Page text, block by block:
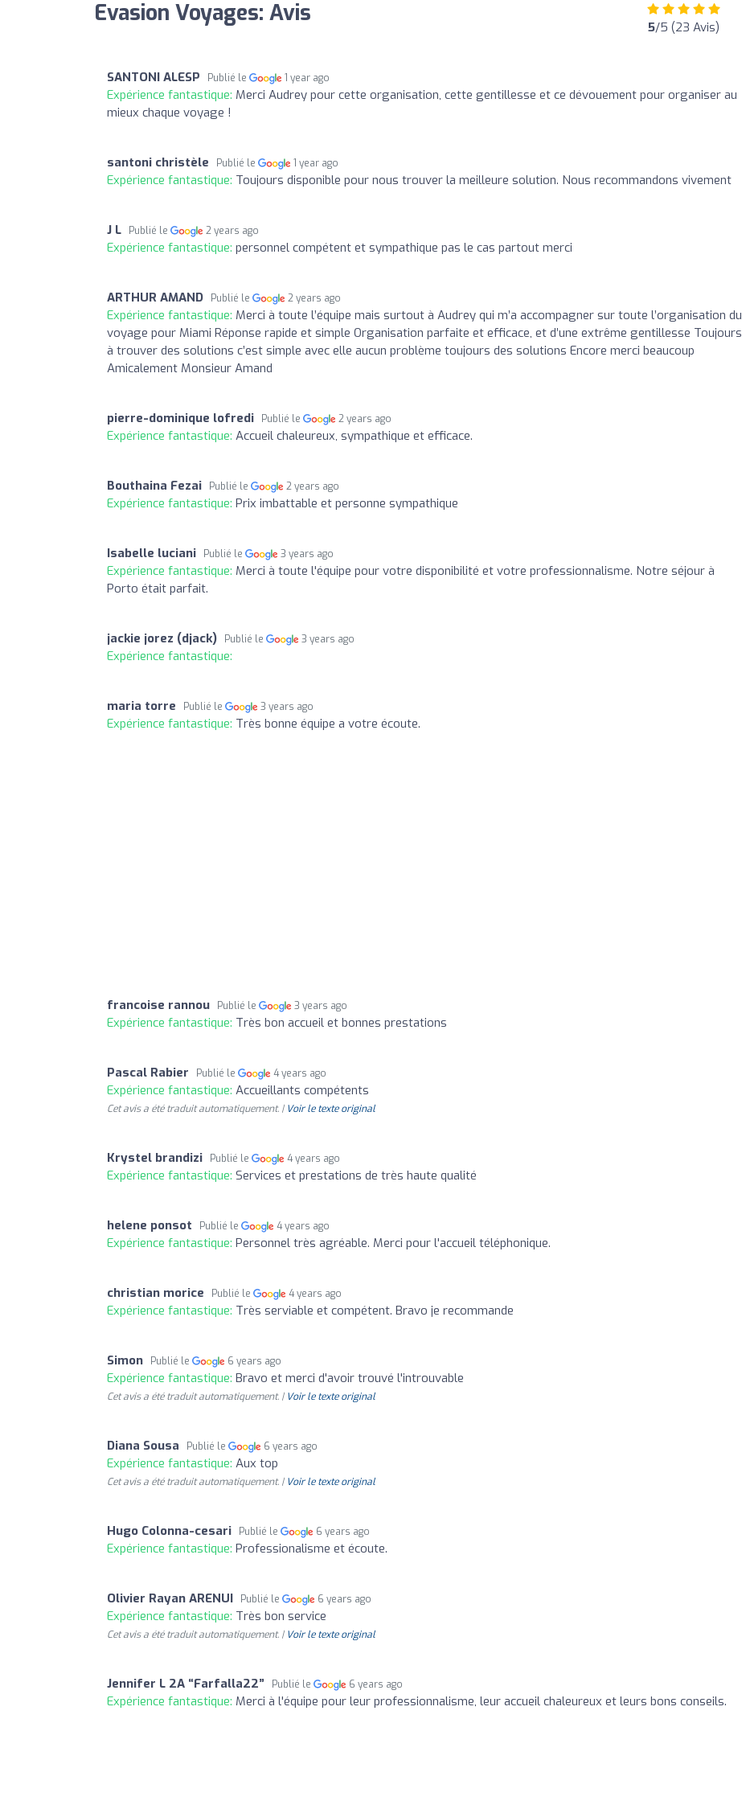
Evasion Voyages: Avis 5/5 (23 Avis)
SANTONI ALESP Publié le 1 year ago
Expérience fantastique: Merci Audrey pour cette organisation, cette gentillesse et ce dévouement pour organiser au
mieux chaque voyage !
santoni christèle Publié le 1 year ago
Expérience fantastique: Toujours disponible pour nous trouver la meilleure solution. Nous recommandons vivement
J L Publié le 2 years ago
Expérience fantastique: personnel compétent et sympathique pas le cas partout merci
ARTHUR AMAND Publié le 2 years ago
Expérience fantastique: Merci à toute l’équipe mais surtout à Audrey qui m’a accompagner sur toute l’organisation du
voyage pour Miami Réponse rapide et simple Organisation parfaite et efficace, et d’une extrême gentillesse Toujours
à trouver des solutions c’est simple avec elle aucun problème toujours des solutions Encore merci beaucoup
Amicalement Monsieur Amand
pierre-dominique lofredi Publié le 2 years ago
Expérience fantastique: Accueil chaleureux, sympathique et efficace.
Bouthaina Fezai Publié le 2 years ago
Expérience fantastique: Prix imbattable et personne sympathique
Isabelle luciani Publié le 3 years ago
Expérience fantastique: Merci à toute l'équipe pour votre disponibilité et votre professionnalisme. Notre séjour à
Porto était parfait.
jackie jorez (djack) Publié le 3 years ago
Expérience fantastique:
maria torre Publié le 3 years ago
Expérience fantastique: Très bonne équipe a votre écoute.
francoise rannou Publié le 3 years ago
Expérience fantastique: Très bon accueil et bonnes prestations
Pascal Rabier Publié le 4 years ago
Expérience fantastique: Accueillants compétents
Cet avis a été traduit automatiquement. | Voir le texte original
Krystel brandizi Publié le 4 years ago
Expérience fantastique: Services et prestations de très haute qualité
helene ponsot Publié le 4 years ago
Expérience fantastique: Personnel très agréable. Merci pour l'accueil téléphonique.
christian morice Publié le 4 years ago
Expérience fantastique: Très serviable et compétent. Bravo je recommande
Simon Publié le 6 years ago
Expérience fantastique: Bravo et merci d'avoir trouvé l'introuvable
Cet avis a été traduit automatiquement. | Voir le texte original
Diana Sousa Publié le 6 years ago
Expérience fantastique: Aux top
Cet avis a été traduit automatiquement. | Voir le texte original
Hugo Colonna-cesari Publié le 6 years ago
Expérience fantastique: Professionalisme et écoute.
Olivier Rayan ARENUI Publié le 6 years ago
Expérience fantastique: Très bon service
Cet avis a été traduit automatiquement. | Voir le texte original
Jennifer L 2A “Farfalla22” Publié le 6 years ago
Expérience fantastique: Merci à l'équipe pour leur professionnalisme, leur accueil chaleureux et leurs bons conseils.